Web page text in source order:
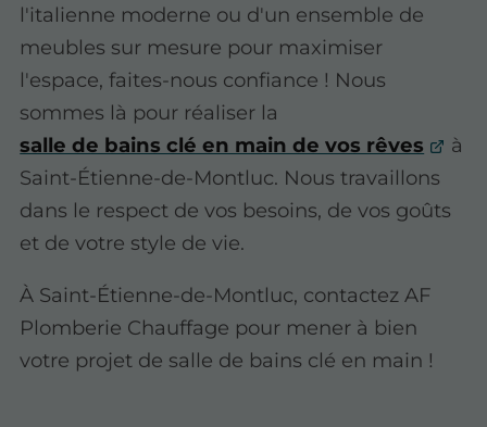
l'italienne moderne ou d'un ensemble de
meubles sur mesure pour maximiser
l'espace, faites-nous confiance ! Nous
sommes là pour réaliser la
salle de bains clé en main de vos rêves
à
Saint-Étienne-de-Montluc. Nous travaillons
dans le respect de vos besoins, de vos goûts
et de votre style de vie.
À Saint-Étienne-de-Montluc, contactez AF
Plomberie Chauffage pour mener à bien
votre projet de salle de bains clé en main !